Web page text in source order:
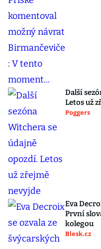
Další
Letos už
Poggers
Eva
První
kolegou
Blesk.cz